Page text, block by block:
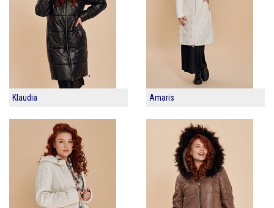
Klaudia Amaris